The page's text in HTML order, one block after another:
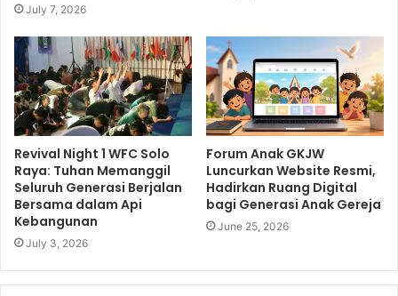
July 7, 2026
Revival Night 1 WFC Solo
Raya: Tuhan Memanggil
Seluruh Generasi Berjalan
Bersama dalam Api
Kebangunan
July 3, 2026
Forum Anak GKJW
Luncurkan Website Resmi,
Hadirkan Ruang Digital
bagi Generasi Anak Gereja
June 25, 2026